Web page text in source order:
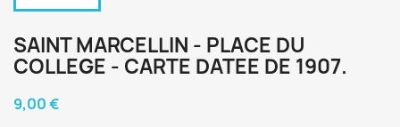
SAINT MARCELLIN - PLACE DU
COLLEGE - CARTE DATEE DE 1907.
9,00 €